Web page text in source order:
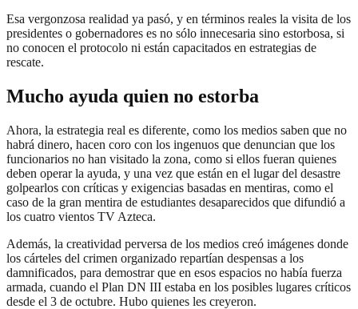
Esa vergonzosa realidad ya pasó, y en términos reales la visita de los
presidentes o gobernadores es no sólo innecesaria sino estorbosa, si
no conocen el protocolo ni están capacitados en estrategias de
rescate.
Mucho ayuda quien no estorba
Ahora, la estrategia real es diferente, como los medios saben que no
habrá dinero, hacen coro con los ingenuos que denuncian que los
funcionarios no han visitado la zona, como si ellos fueran quienes
deben operar la ayuda, y una vez que están en el lugar del desastre
golpearlos con críticas y exigencias basadas en mentiras, como el
caso de la gran mentira de estudiantes desaparecidos que difundió a
los cuatro vientos TV Azteca.
Además, la creatividad perversa de los medios creó imágenes donde
los cárteles del crimen organizado repartían despensas a los
damnificados, para demostrar que en esos espacios no había fuerza
armada, cuando el Plan DN III estaba en los posibles lugares críticos
desde el 3 de octubre. Hubo quienes les creyeron.